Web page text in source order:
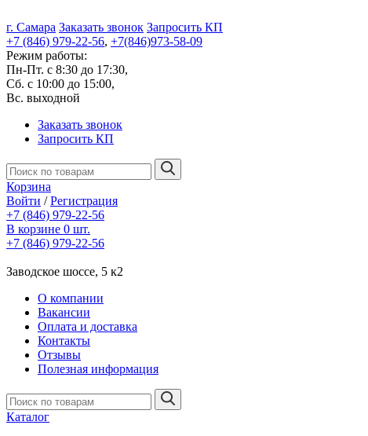
г. Самара Заказать звонок Запросить КП
+7 (846) 979-22-56, +7(846)973-58-09
Режим работы:
Пн-Пт. с 8:30 до 17:30,
Сб. с 10:00 до 15:00,
Вс. выходной
Заказать звонок
Запросить КП
Корзина
Войти /Регистрация
+7 (846) 979-22-56
В корзине 0 шт.
+7 (846) 979-22-56
Заводское шоссе, 5 к2
О компании
Вакансии
Оплата и доставка
Контакты
Отзывы
Полезная информация
Каталог